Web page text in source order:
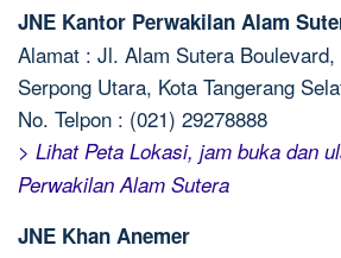
JNE Kantor Perwakilan Alam
Alamat : Jl. Alam Sutera Boulevard,
Serpong Utara, Kota Tangerang
No. Telpon : (021) 29278888
> Lihat Peta Lokasi, jam buka dan
Perwakilan Alam Sutera
JNE Khan Anemer